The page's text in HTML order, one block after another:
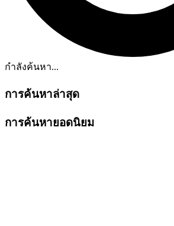
กำลังค้นหา...
การค้นหาล่าสุด
การค้นหายอดนิยม